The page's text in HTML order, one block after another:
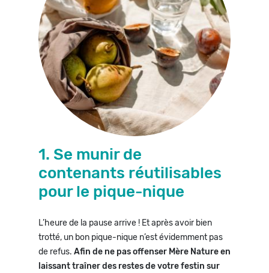
1. Se munir de
contenants réutilisables
pour le pique-nique
L’heure de la pause arrive ! Et après avoir bien
trotté, un bon pique-nique n’est évidemment pas
de refus. Afin de ne pas offenser Mère Nature en
laissant traîner des restes de votre festin sur